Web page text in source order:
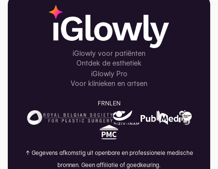
iGlowly voor patiënten
Ontdek de esthetiek
iGlowly Pro
Voor klinieken en artsen
FRNLEN
↑ Gegevens afkomstig uit openbare en professionele medische
bronnen. Geen affiliatie of goedkeuring.